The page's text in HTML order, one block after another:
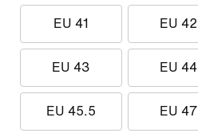
EU 41 EU 42
EU 43 EU 44
EU 45.5 EU 47